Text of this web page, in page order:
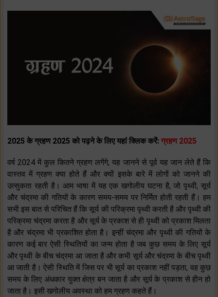
2025 के ग्रहण 2025 को पढ़ने के लिए यहां क्लिक करें: ग्रहण 2025
वर्ष 2024 में कुल कितने ग्रहण लगेंगे, यह जानने से पूर्व यह जान लेते हैं कि
वास्तव में ग्रहण क्या होते हैं और क्यों इसके बारे में लोगों को जानने की
उत्सुकता रहती है। आम भाषा में यह एक खगोलीय घटना है, जो पृथ्वी, सूर्य
और चंद्रमा की गतियों के कारण समय-समय पर निर्मित होती रहती हैं। हम
सभी इस बात से परिचित हैं कि सूर्य की परिक्रमा पृथ्वी करती है और पृथ्वी की
परिक्रमा चंद्रमा करता है और सूर्य के प्रकाश से ही पृथ्वी को प्रकाश मिलता
है और चंद्रमा भी प्रकाशित होता है। इन्हीं चंद्रमा और पृथ्वी की गतियों के
कारण कई बार ऐसी स्थितियों का जन्म होता है जब कुछ समय के लिए सूर्य
और पृथ्वी के बीच चंद्रमा आ जाता है और कभी सूर्य और चंद्रमा के बीच पृथ्वी
आ जाती है। ऐसी स्थिति में जिस पर भी सूर्य का प्रकाश नहीं पड़ता, वह कुछ
समय के लिए अंधकार युक्त क्षेत्र बन जाता है और सूर्य के प्रकाश से हीन हो
जाता है। इसी खगोलीय अवस्था को हम ग्रहण कहते हैं।